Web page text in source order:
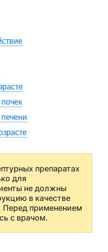
препаратах
для
не должны
в качестве
Перед применением
с врачом.